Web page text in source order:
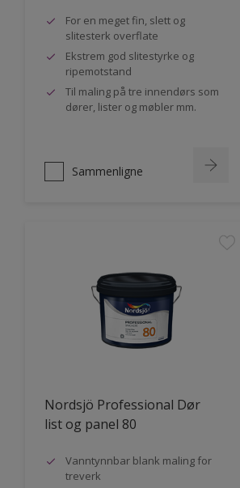
For en meget fin, slett og
slitesterk overflate
Ekstrem god slitestyrke og
ripemotstand
Til maling på tre innendørs som
dører, lister og møbler mm.
Sammenligne
Nordsjö Professional Dør
list og panel 80
Vanntynnbar blank maling for
treverk